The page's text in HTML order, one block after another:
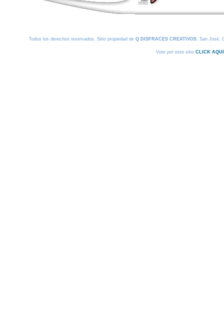
Todos los derechos reservados. Sitio propiedad de Q DISFRACES CREATIVOS. San José,
Vote por este sitio CLICK AQUI